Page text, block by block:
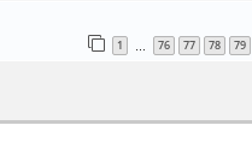
1 76 77 78 79